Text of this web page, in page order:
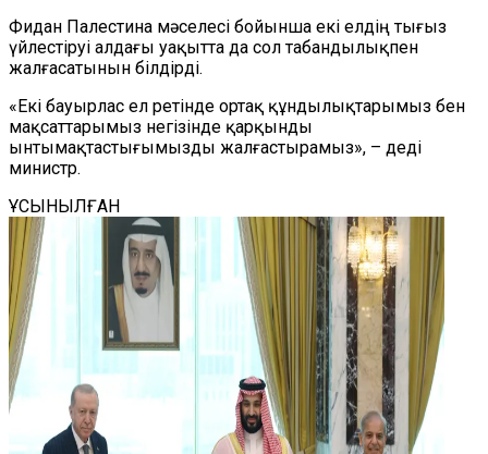
Фидан Палестина мәселесі бойынша екі елдің тығыз
үйлестіруі алдағы уақытта да сол табандылықпен
жалғасатынын білдірді.
«Екі бауырлас ел ретінде ортақ құндылықтарымыз бен
мақсаттарымыз негізінде қарқынды
ынтымақтастығымызды жалғастырамыз», – деді
министр.
ҰСЫНЫЛҒАН